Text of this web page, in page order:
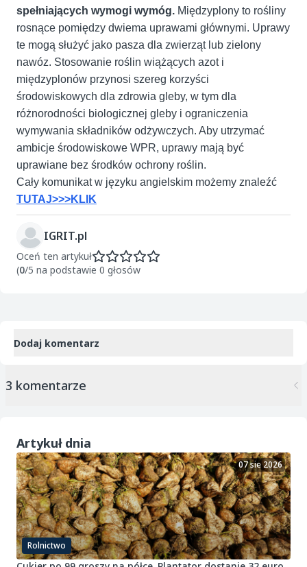
spełniających wymogi wymóg. Międzyplony to rośliny
rosnące pomiędzy dwiema uprawami głównymi. Uprawy
te mogą służyć jako pasza dla zwierząt lub zielony
nawóz. Stosowanie roślin wiążących azot i
międzyplonów przynosi szereg korzyści
środowiskowych dla zdrowia gleby, w tym dla
różnorodności biologicznej gleby i ograniczenia
wymywania składników odżywczych. Aby utrzymać
ambicje środowiskowe WPR, uprawy mają być
uprawiane bez środków ochrony roślin.
Cały komunikat w języku angielskim możemy znaleźć
TUTAJ>>>KLIK
IGRIT.pl
Oceń ten artykuł
(0/5 na podstawie 0 głosów
Dodaj komentarz
3 komentarze
Artykuł dnia
Rolnictwo
07 sie 2026